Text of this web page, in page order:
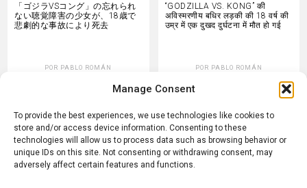
Manage Consent
To provide the best experiences, we use technologies like cookies to
store and/or access device information. Consenting to these
technologies will allow us to process data such as browsing behavior or
unique IDs on this site. Not consenting or withdrawing consent, may
adversely affect certain features and functions.
「ゴジラVSコング」の忘れられ
ない聴覚障害の少女が、18歳で
悲劇的な事故により死去
POR PABLO ROMÁN
“GODZILLA VS. KONG” की
अविस्मरणीय बधिर लड़की की 18 वर्ष की
उम्र में एक दुखद दुर्घटना में मौत हो गई
POR PABLO ROMÁN
L’INDIMENTICABILE RAGAZZA
SORDA DI «GODZILLA VS.
KONG» È MORTA IN UN
TRAGICO INCIDENTE A 18
ANNI
DAS UNVERGESSLICHE
GEHÖRLOSE MÄDCHEN AUS
„GODZILLA VS. KONG“ STARB
BEI EINEM TRAGISCHEN
UNFALL MIT 18